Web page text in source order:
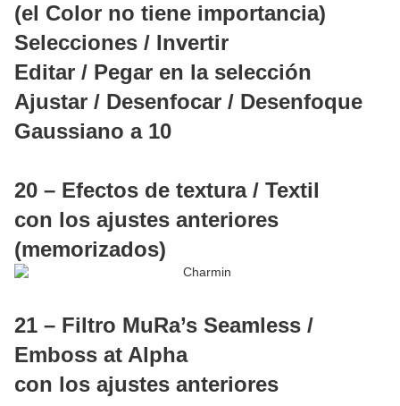
(el Color no tiene importancia)
Selecciones / Invertir
Editar / Pegar en la selección
Ajustar / Desenfocar / Desenfoque
Gaussiano a 10
20 – Efectos de textura / Textil
con los ajustes anteriores
(memorizados)
21 – Filtro MuRa’s Seamless /
Emboss at Alpha
con los ajustes anteriores